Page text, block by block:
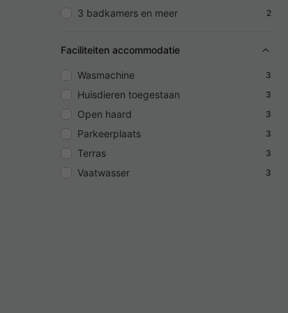
3 badkamers en meer 2
Faciliteiten accommodatie
Wasmachine 3
Huisdieren toegestaan 3
Open haard 3
Parkeerplaats 3
Terras 3
Vaatwasser 3